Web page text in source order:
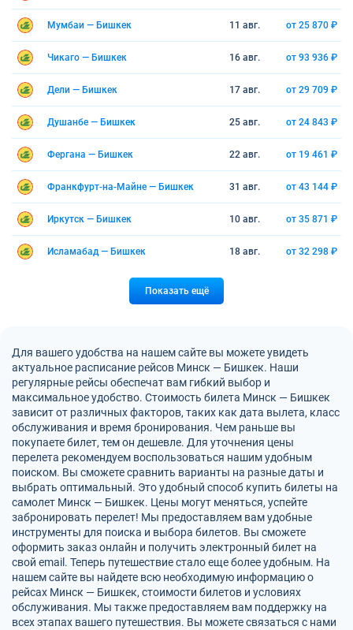
Мумбаи — Бишкек 11 авг. от 25 870 ₽
Чикаго — Бишкек 16 авг. от 93 936 ₽
Дели — Бишкек 17 авг. от 29 709 ₽
Душанбе — Бишкек 25 авг. от 24 843 ₽
Фергана — Бишкек 22 авг. от 19 461 ₽
Франкфурт-на-Майне — Бишкек 31 авг. от 43 144 ₽
Иркутск — Бишкек 10 авг. от 35 871 ₽
Исламабад — Бишкек 18 авг. от 32 298 ₽
Показать ещё
Для вашего удобства на нашем сайте вы можете увидеть
актуальное расписание рейсов Минск — Бишкек. Наши
регулярные рейсы обеспечат вам гибкий выбор и
максимальное удобство. Стоимость билета Минск — Бишкек
зависит от различных факторов, таких как дата вылета, класс
обслуживания и время бронирования. Чем раньше вы
покупаете билет, тем он дешевле. Для уточнения цены
перелета рекомендуем воспользоваться нашим удобным
поиском. Вы сможете сравнить варианты на разные даты и
выбрать оптимальный. Это удобный способ купить билеты на
самолет Минск — Бишкек. Цены могут меняться, успейте
забронировать перелет! Мы предоставляем вам удобные
инструменты для поиска и выбора билетов. Вы сможете
оформить заказ онлайн и получить электронный билет на
свой email. Теперь путешествие стало еще более удобным. На
нашем сайте вы найдете всю необходимую информацию о
рейсах Минск — Бишкек, стоимости билетов и условиях
обслуживания. Мы также предоставляем вам поддержку на
всех этапах вашего путешествия. Вы можете связаться с нами